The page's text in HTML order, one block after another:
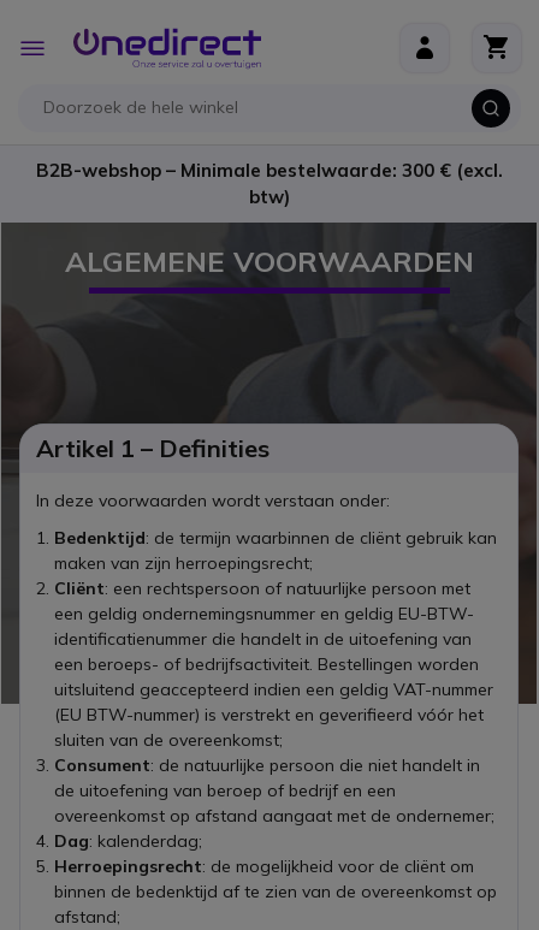
Toggle
Nav
B2B-webshop – Minimale bestelwaarde: 300 € (excl.
btw)
ALGEMENE VOORWAARDEN
Artikel 1 – Definities
In deze voorwaarden wordt verstaan onder:
Bedenktijd: de termijn waarbinnen de cliënt gebruik kan
maken van zijn herroepingsrecht;
Cliënt: een rechtspersoon of natuurlijke persoon met
een geldig ondernemingsnummer en geldig EU-BTW-
identificatienummer die handelt in de uitoefening van
een beroeps- of bedrijfsactiviteit. Bestellingen worden
uitsluitend geaccepteerd indien een geldig VAT-nummer
(EU BTW-nummer) is verstrekt en geverifieerd vóór het
sluiten van de overeenkomst;
Consument: de natuurlijke persoon die niet handelt in
de uitoefening van beroep of bedrijf en een
overeenkomst op afstand aangaat met de ondernemer;
Dag: kalenderdag;
Herroepingsrecht: de mogelijkheid voor de cliënt om
binnen de bedenktijd af te zien van de overeenkomst op
afstand;